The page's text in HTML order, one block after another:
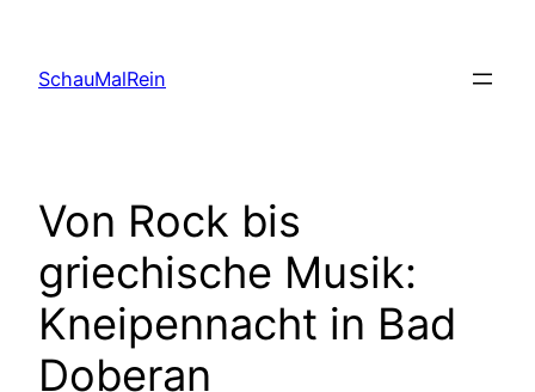
content
SchauMalRein
Von Rock bis
griechische Musik:
Kneipennacht in Bad
Doberan